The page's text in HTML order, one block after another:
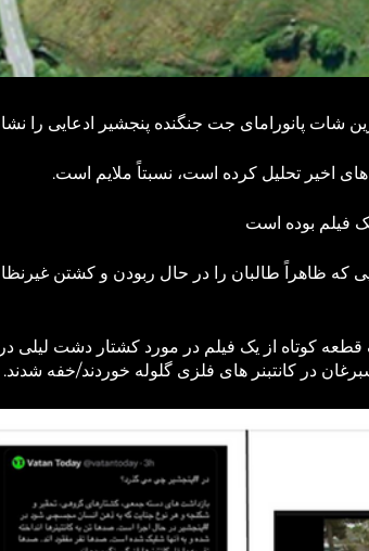
شات پانورامای جت جنگنده پنجشیر ادعایی را
اخیر تحلیل کرده است، نسبتاً ملایم است.
که ظاهراً طالبان را در حال ربودن و کشتن